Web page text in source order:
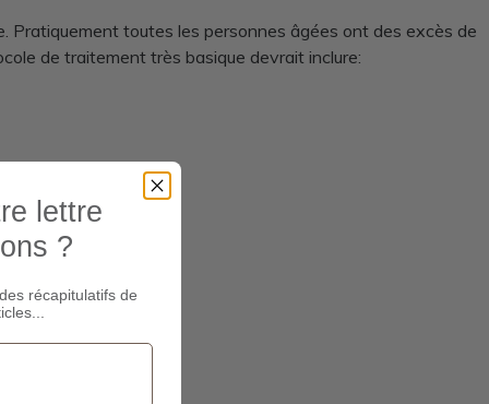
Pratiquement toutes les personnes âgées ont des excès de
de traitement très basique devrait inclure:
lettre
?
récapitulatifs de